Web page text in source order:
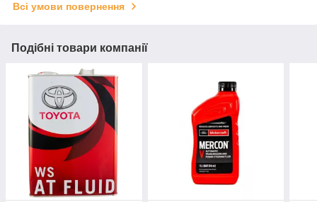
Всі умови повернення
Подібні товари компанії